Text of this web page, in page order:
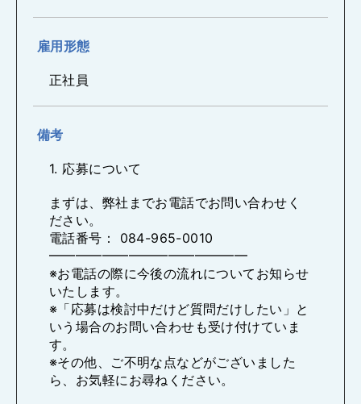
雇用形態
正社員
備考
1. 応募について
まずは、弊社までお電話でお問い合わせく
ださい。
電話番号： 084-965-0010
━━━━━━━━━━━━━━━
※お電話の際に今後の流れについてお知らせ
いたします。
※「応募は検討中だけど質問だけしたい」と
いう場合のお問い合わせも受け付けていま
す。
※その他、ご不明な点などがございました
ら、お気軽にお尋ねください。